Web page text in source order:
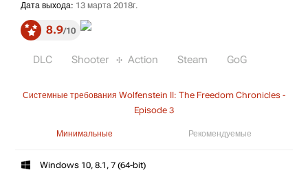
Дата выхода: 13 марта 2018г.
8.9 10
DLC Shooter Action Steam GoG
Системные требования Wolfenstein II: The Freedom Chronicles -
Episode 3
Минимальные Рекомендуемые
Windows 10, 8.1, 7 (64-bit)